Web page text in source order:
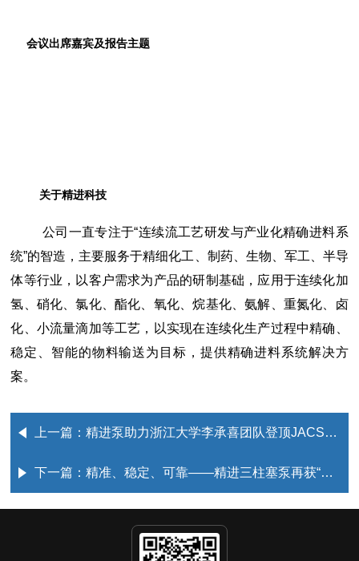
会议出席嘉宾及报告主题
关于精进科技
公司一直专注于“连续流工艺研发与产业化精确进料系
统”的智造，主要服务于精细化工、制药、生物、军工、半导
体等行业，以客户需求为产品的研制基础，应用于连续化加
氢、硝化、氯化、酯化、氧化、烷基化、氨解、重氮化、卤
化、小流量滴加等工艺，以实现在连续化生产过程中精确、
稳定、智能的物料输送为目标，提供精确进料系统解决方
案。
上一篇：精进泵助力浙江大学李承喜团队登顶JACS，创环肽合成技术历史！
下一篇：精准、稳定、可靠——精进三柱塞泵再获“企业认证“ 助力创新药中间体超低温加工